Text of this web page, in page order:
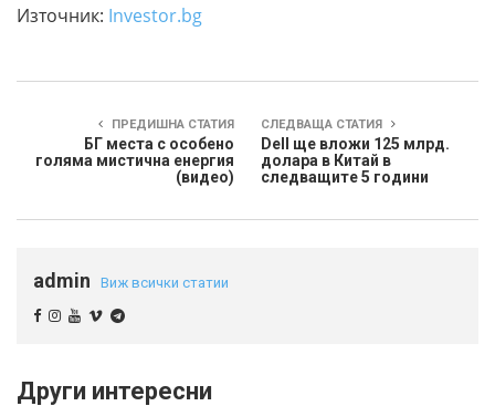
Източник: Investor.bg
ПРЕДИШНА СТАТИЯ
БГ места с особено
голяма мистична енергия
(видео)
СЛЕДВАЩА СТАТИЯ
Dell ще вложи 125 млрд.
долара в Китай в
следващите 5 години
admin Виж всички статии
Други интересни